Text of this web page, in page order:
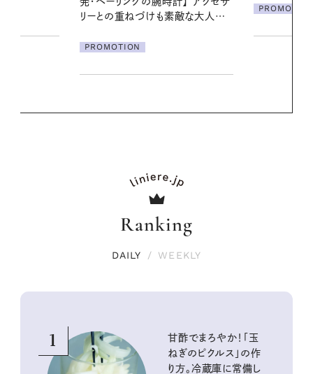
PROMOTION
Ranking
DAILY / WEEKLY
1
甘酢でまろやか！「玉
ねぎのピクルス」の作
り方。冷蔵庫に常備し